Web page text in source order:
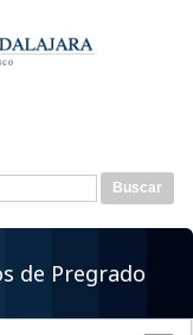
de
de Pregrado